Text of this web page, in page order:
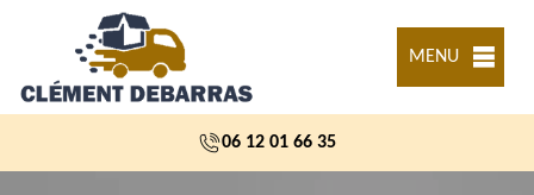
MENU
06 12 01 66 35